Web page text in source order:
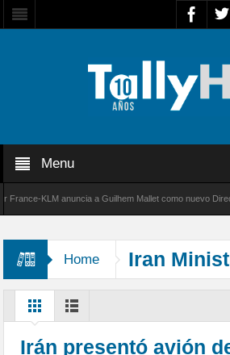
Menu
KLM anuncia a Guilhem Mallet como nuevo Director
Home Iran
Irán presentó avión